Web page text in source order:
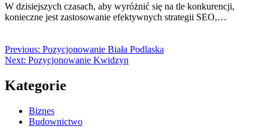
W dzisiejszych czasach, aby wyróżnić się na tle konkurencji,
konieczne jest zastosowanie efektywnych strategii SEO,…
Previous: Pozycjonowanie Biała Podlaska
Next: Pozycjonowanie Kwidzyn
Kategorie
Biznes
Budownictwo